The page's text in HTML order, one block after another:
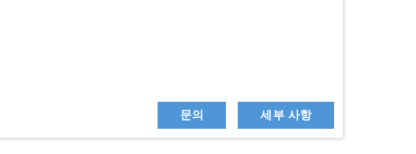
문의 세부 사항